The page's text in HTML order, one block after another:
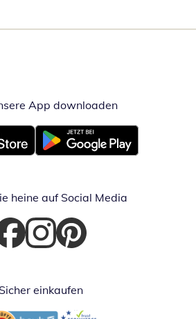
App downloadenÖffnet in
Fenster
Öffnet in neuem Fenster
heine auf Social Media
Öffnet in neuem Fenster
Öffnet in neuem Fenster
Öffnet in neuem Fenster
Sicher einkaufen